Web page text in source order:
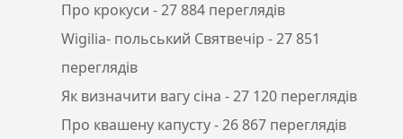
Про крокуси - 27 884 переглядів
Wigilia- польський Святвечір - 27 851
переглядів
Як визначити вагу сіна - 27 120 переглядів
Про квашену капусту- 26 867 переглядів